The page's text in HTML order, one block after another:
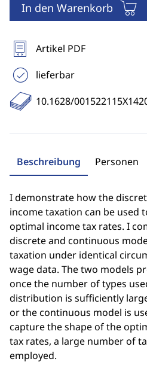
In den Warenkorb
Artikel PDF
lieferbar
10.1628/
Beschreibung Personen
I demonstrate how the
income taxation can be used
optimal income tax rates. I
discrete and continuous
taxation under identical
wage data. The two models
once the number of types
distribution is sufficiently
or the continuous model is
capture the shape of the
tax rates, a large number of
employed.